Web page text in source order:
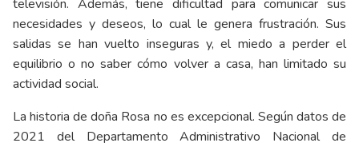
televisión. Además, tiene dificultad para comunicar sus
necesidades y deseos, lo cual le genera frustración. Sus
salidas se han vuelto inseguras y, el miedo a perder el
equilibrio o no saber cómo volver a casa, han limitado su
actividad social.
La historia de doña Rosa no es excepcional. Según datos de
2021 del Departamento Administrativo Nacional de